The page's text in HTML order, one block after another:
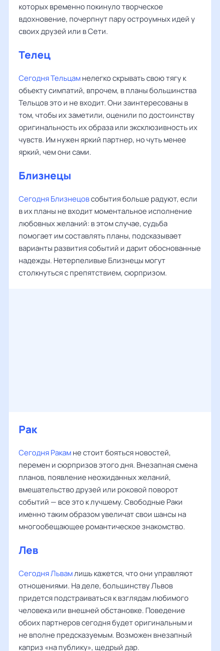
которых временно покинуло творческое
вдохновение, почерпнут пару остроумных идей у
своих друзей или в Сети.
Телец
Сегодня Тельцамнелегко скрывать свою тягу к
объекту симпатий, впрочем, в планы большинства
Тельцов это и не входит. Они заинтересованы в
том, чтобы их заметили, оценили по достоинству
оригинальность их образа или эксклюзивность их
чувств. Им нужен яркий партнер, но чуть менее
яркий, чем они сами.
Близнецы
Сегодня Близнецовсобытия больше радуют, если
в их планы не входит моментальное исполнение
любовных желаний: в этом случае, судьба
помогает им составлять планы, подсказывает
варианты развития событий и дарит обоснованные
надежды. Нетерпеливые Близнецы могут
столкнуться с препятствием, сюрпризом.
Рак
Сегодня Ракамне стоит бояться новостей,
перемен и сюрпризов этого дня. Внезапная смена
планов, появление неожиданных желаний,
вмешательство друзей или роковой поворот
событий — все это к лучшему. Свободные Раки
именно таким образом увеличат свои шансы на
многообещающее романтическое знакомство.
Лев
Сегодня Львамлишь кажется, что они управляют
отношениями. На деле, большинству Львов
придется подстраиваться к взглядам любимого
человека или внешней обстановке. Поведение
обоих партнеров сегодня будет оригинальным и
не вполне предсказуемым. Возможен внезапный
каприз «на публику», щедрый дар.